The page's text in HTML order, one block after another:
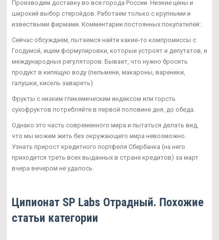
Производим доставку во все города России. Низкие цены и
широкий выбор стеройдов. Работаем только с крупными и
извествыми фирмами. Комментарии постоянных покупателей:
Сейчас обсуждаем, пытаемся найти какие-то компромиссы с
Госдумой, ищем формулировки, которые устроят и депутатов, и
международных регуляторов. Бывает, что нужно бросить
продукт в кипящую воду (пельмени, макароны, вареники,
галушки, кисель заварить).
Фрукты с низким гликемическим индексом или горсть
сухофруктов потребляйте в первой половине дня, до обеда.
Однако это часть современного мира и пытаться делать вид,
что мы можем жить без окружающего мира невозможно.
Узнать прирост кредитного портфеля Сбербанка (на него
приходится треть всех выданных в стране кредитов) за март
вчера вечером не удалось.
Ципионат SP Labs Отрадный. Похожие
статьи категории